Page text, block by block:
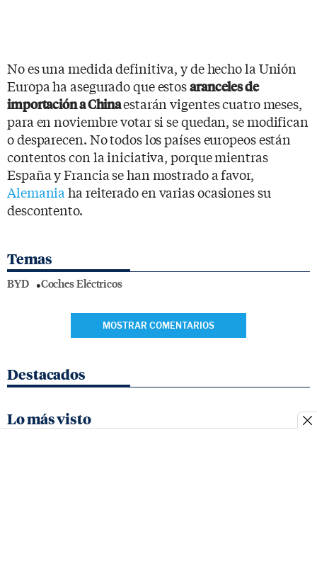
No es una medida definitiva, y de hecho la Unión
Europa ha asegurado que estosaranceles de
importación a Chinaestarán vigentes cuatro meses,
para en noviembre votar si se quedan, se modifican
o desparecen. No todos los países europeos están
contentos con la iniciativa, porque mientras
España y Francia se han mostrado a favor,
Alemania ha reiterado en varias ocasiones su
descontento.
Temas
BYD Coches Eléctricos
MOSTRAR COMENTARIOS
Destacados
Lo más visto